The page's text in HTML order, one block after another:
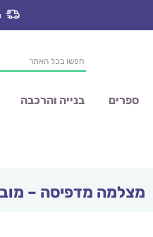
Products
search
ספרים בנייה והרכבה
מצלמה מדפיסה –